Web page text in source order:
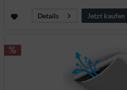
Details Jetzt kaufen